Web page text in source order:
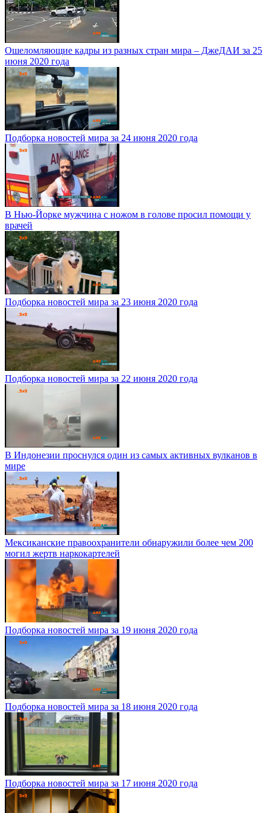
Ошеломляющие кадры из разных стран мира – ДжеДАИ за 25
июня 2020 года
Подборка новостей мира за 24 июня 2020 года
В Нью-Йорке мужчина с ножом в голове просил помощи у
врачей
Подборка новостей мира за 23 июня 2020 года
Подборка новостей мира за 22 июня 2020 года
В Индонезии проснулся один из самых активных вулканов в
мире
Мексиканские правоохранители обнаружили более чем 200
могил жертв наркокартелей
Подборка новостей мира за 19 июня 2020 года
Подборка новостей мира за 18 июня 2020 года
Подборка новостей мира за 17 июня 2020 года